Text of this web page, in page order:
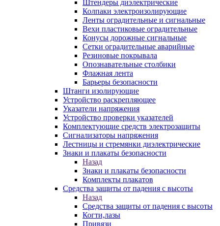
Штендеры диэлектрические
Колпаки электроизолирующие
Ленты оградительные и сигнальные
Вехи пластиковые оградительные
Конусы дорожные сигнальные
Сетки оградительные аварийные
Резиновые покрывала
Опознавательные столбики
Флажная лента
Барьеры безопасности
Штанги изолирующие
Устройство раскрепляющее
Указатели напряжения
Устройство проверки указателей
Комплектующие средств электрозащиты
Сигнализаторы напряжения
Лестницы и стремянки диэлектрические
Знаки и плакаты безопасности
Назад
Знаки и плакаты безопасности
Комплекты плакатов
Средства защиты от падения с высоты
Назад
Средства защиты от падения с высоты
Когти,лазы
Привязи